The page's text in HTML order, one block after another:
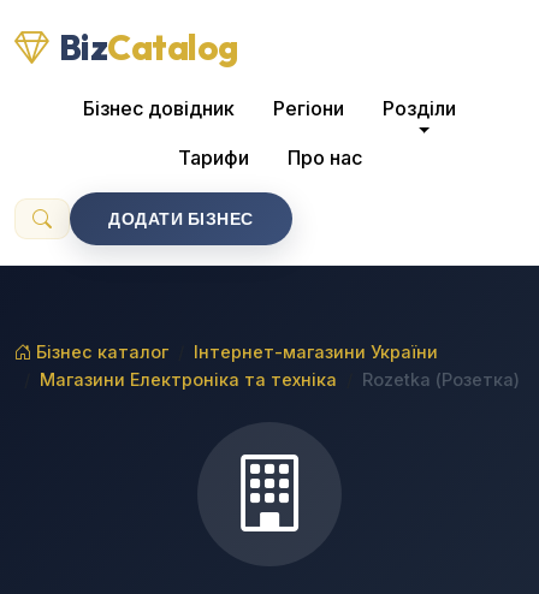
BizCatalog
Бізнес довідник Регіони Розділи
Тарифи Про нас
ДОДАТИ БІЗНЕС
Бізнес каталог
Інтернет-магазини України
Магазини Електроніка та техніка
Rozetka (Розетка)